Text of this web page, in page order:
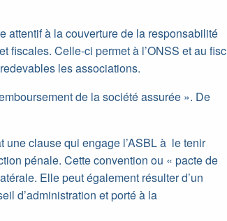
attentif à la couverture de la responsabilité
fiscales. Celle-ci permet à l’ONSS et au fisc
les associations.
de la société assurée ». De
une clause qui engage l’ASBL à le tenir
pénale. Cette convention ou « pacte de
Elle peut également résulter d’un
d’administration et porté à la